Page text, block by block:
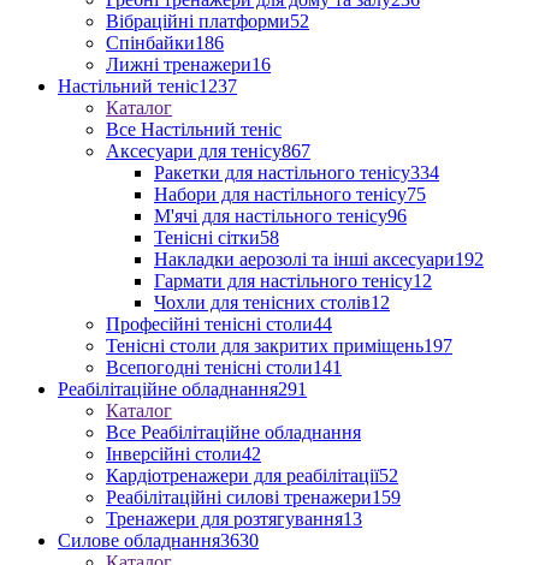
Вібраційні платформи52
Спінбайки186
Лижні тренажери16
Настільний теніс1237
Каталог
Все Настільний теніс
Аксесуари для тенісу867
Ракетки для настільного тенісу334
Набори для настільного тенісу75
М'ячі для настільного тенісу96
Тенісні сітки58
Накладки аерозолі та інші аксесуари192
Гармати для настільного тенісу12
Чохли для тенісних столів12
Професійні тенісні столи44
Тенісні столи для закритих приміщень197
Всепогодні тенісні столи141
Реабілітаційне обладнання291
Каталог
Все Реабілітаційне обладнання
Інверсійні столи42
Кардіотренажери для реабілітації52
Реабілітаційні силові тренажери159
Тренажери для розтягування13
Силове обладнання3630